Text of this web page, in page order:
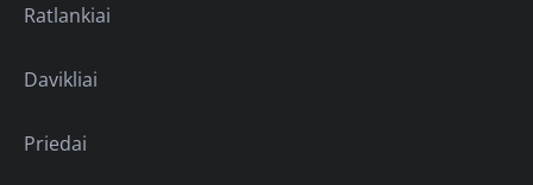
Ratlankiai
Davikliai
Priedai